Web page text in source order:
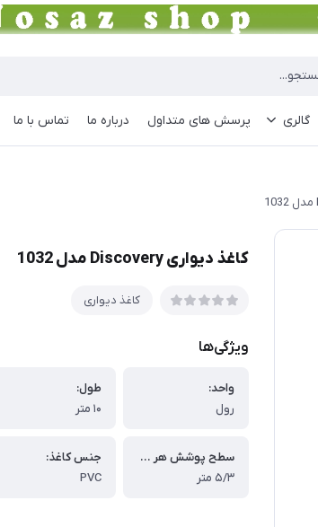
گالری پرسش های متداول درباره ما تماس با ما
کاغذ دیواری Discovery مدل 1032
کاغذ دیواری
ویژگی‌ها
واحد:
رول
طول:
۱۰ متر
سطح پوشش هر رول:
۵/۳ متر
جنس کاغذ:
PVC